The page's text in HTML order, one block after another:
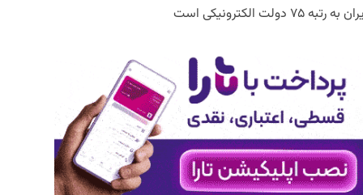
به رتبه ۷۵ دولت الکترونیکی است